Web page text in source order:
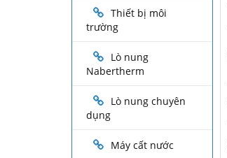
Thiết bị môi
trường
Lò nung
Nabertherm
Lò nung chuyên
dụng
Máy cất nước